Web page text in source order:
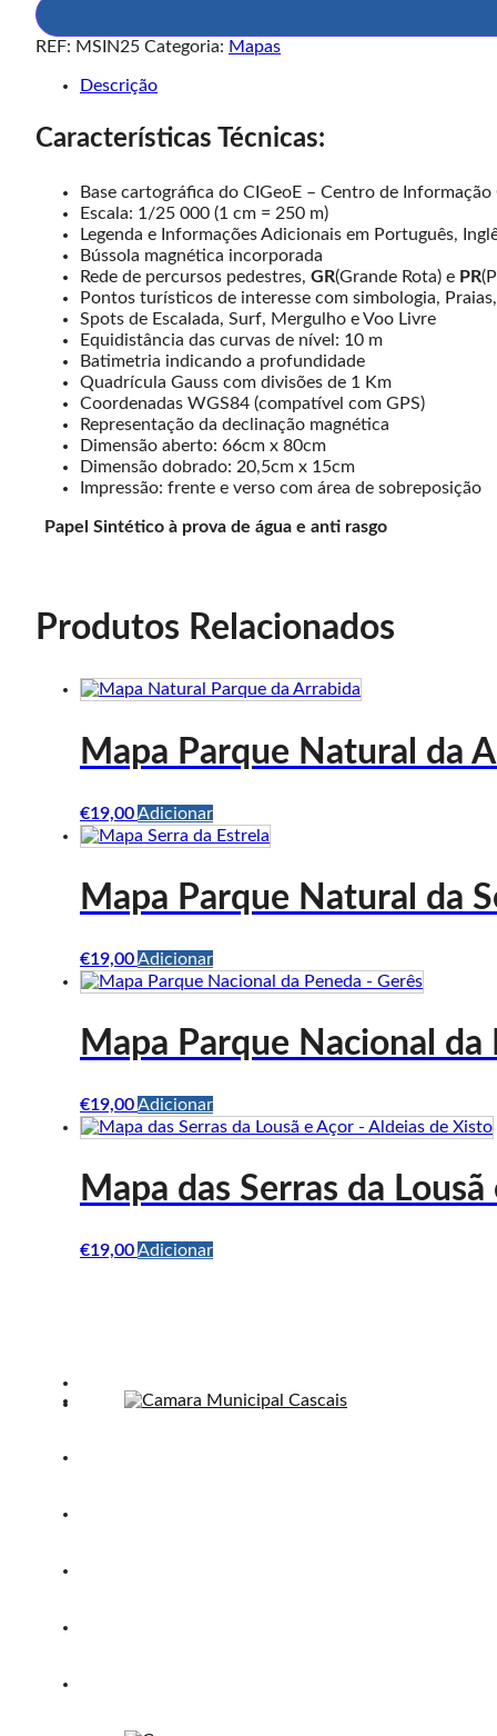
Mapa
Parque
Natural
Sintra-
REF: MSIN25 Categoria: Mapas
Descrição
Características Técnicas:
Base cartográfica do CIGeoE – Centro de
Escala: 1/25 000 (1 cm = 250 m)
Legenda e Informações Adicionais em Português,
Bússola magnética incorporada
Rede de percursos pedestres, GR(Grande Rota) e PR
Pontos turísticos de interesse com simbologia,
Spots de Escalada, Surf, Mergulho e Voo Livre
Equidistância das curvas de nível: 10 m
Batimetria indicando a profundidade
Quadrícula Gauss com divisões de 1 Km
Coordenadas WGS84 (compatível com GPS)
Representação da declinação magnética
Dimensão aberto: 66cm x 80cm
Dimensão dobrado: 20,5cm x 15cm
Impressão: frente e verso com área de sobreposição
Papel Sintético à prova de água e anti rasgo
Produtos Relacionados
Mapa Parque Natural da
€19,00Adicionar
Mapa Parque Natural da
€19,00Adicionar
Mapa Parque Nacional da
€19,00Adicionar
Mapa das Serras da
€19,00Adicionar